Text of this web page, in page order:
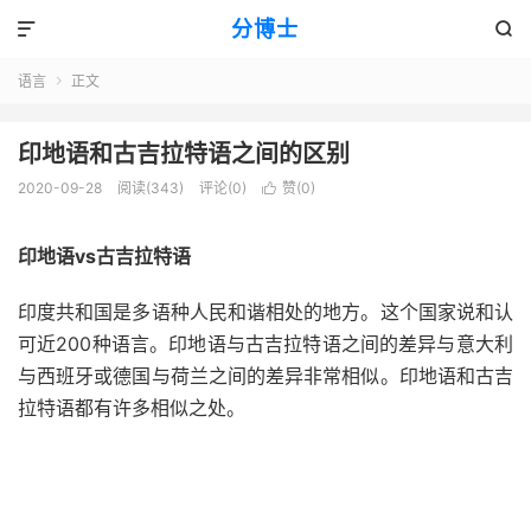
分博士 

语言  正文
印地语和古吉拉特语之间的区别
2020-09-28 阅读(343) 评论(0)  赞(0)
印地语vs古吉拉特语
印度共和国是多语种人民和谐相处的地方。这个国家说和认
可近200种语言。印地语与古吉拉特语之间的差异与意大利
与西班牙或德国与荷兰之间的差异非常相似。印地语和古吉
拉特语都有许多相似之处。